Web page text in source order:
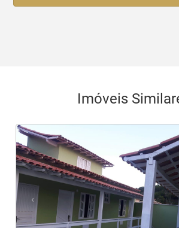
Imóveis
<<<<
‹
Previous